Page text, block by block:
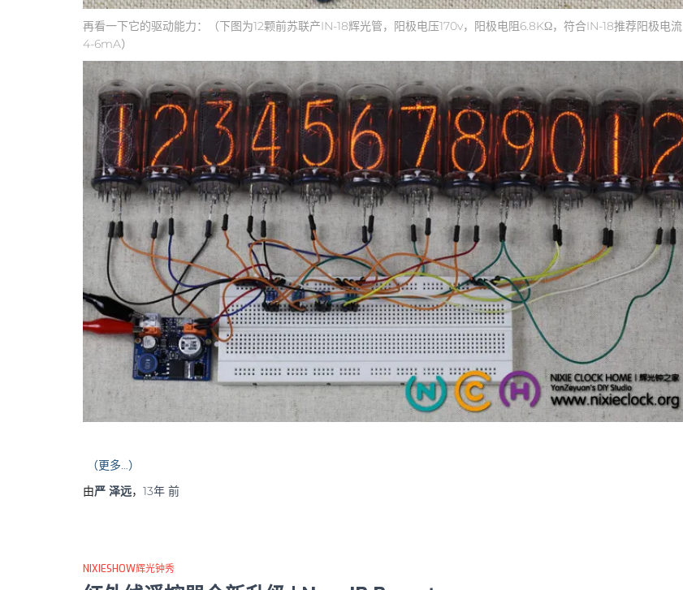
再看一下它的驱动能力：（下图为12颗前苏联产IN-18辉光管，阳极电压170v，阳极电阻6.8KΩ，符合IN-18推荐阳极电流
4-6mA）
（更多…）
由严 泽远， 13年 前
NIXIESHOW辉光钟秀